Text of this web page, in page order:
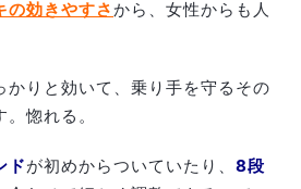
の効きやすさから、女性からも人
かりと効いて、乗り手を守るその
惚れる。
ドが初めからついていたり、 8段